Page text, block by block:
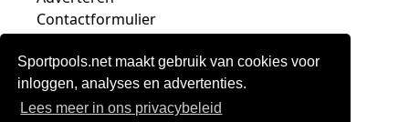
Sportpools.net maakt gebruik van cookies voor
inloggen, analyses en advertenties.
Lees meer in ons privacybeleid
Contactformulier